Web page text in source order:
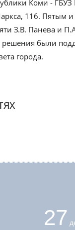
Коми -
116. Пятым
З.В. Панева и
решения были
города.
27